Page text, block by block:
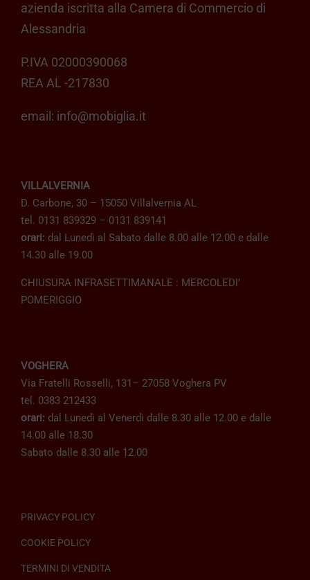
azienda iscritta alla Camera di Commercio di
Alessandria
P.IVA 02000390068
REA AL -217830
email: info@mobiglia.it
VILLALVERNIA
D. Carbone, 30 – 15050 Villalvernia AL
tel. 0131 839329 – 0131 839141
orari: dal Lunedì al Sabato dalle 8.00 alle 12.00 e dalle
14.30 alle 19.00
CHIUSURA INFRASETTIMANALE : MERCOLEDI’
POMERIGGIO
VOGHERA
Via Fratelli Rosselli, 131– 27058 Voghera PV
tel. 0383 212433
orari: dal Lunedì al Venerdì dalle 8.30 alle 12.00 e dalle
14.00 alle 18.30
Sabato dalle 8.30 alle 12.00
PRIVACY POLICY
COOKIE POLICY
TERMINI DI VENDITA